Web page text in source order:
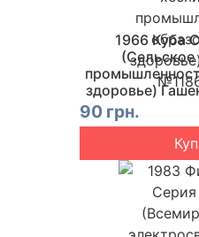
1966 Куба
(Сельское
здоровье)
90 грн.